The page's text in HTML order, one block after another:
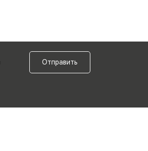
Отправить